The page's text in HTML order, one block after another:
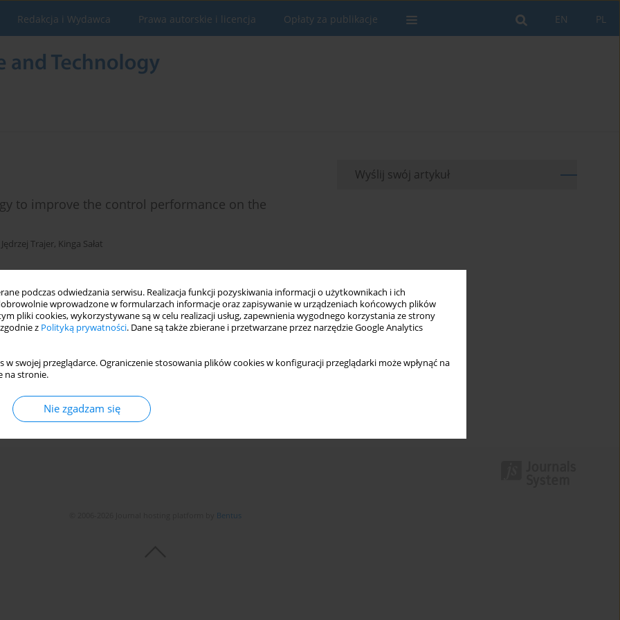
podczas odwiedzania serwisu. Realizacja funkcji pozyskiwania informacji o użytkownikach i ich
wprowadzone w formularzach informacje oraz zapisywanie w urządzeniach końcowych plików
pliki cookies, wykorzystywane są w celu realizacji usług, zapewnienia wygodnego korzystania ze strony
z Polityką prywatności. Dane są także zbierane i przetwarzane przez narzędzie Google Analytics
w swojej przeglądarce. Ograniczenie stosowania plików cookies w konfiguracji przeglądarki może wpłynąć na
na stronie.
Nie zgadzam się
PL
EN
Redakcja i Wydawca Prawa autorskie i licencja Opłaty za publikacje
to improve the control performance on the
Jędrzej Trajer, Kinga Sałat
Statystyki
on Doublet-Pulse Method in PLC Controller
Wyślij swój artykuł
Bentus